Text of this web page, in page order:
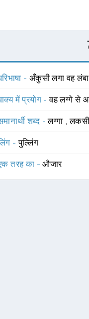
- अँकुसी लगा वह
में प्रयोग -वह लग्गे से
शब्द -लग्गा ,लकसी
-पुल्लिंग
तरह का -औजार